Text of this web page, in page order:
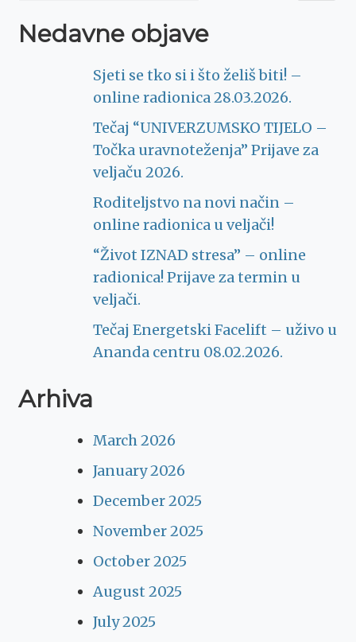
Nedavne objave
Sjeti se tko si i što želiš biti! –
online radionica 28.03.2026.
Tečaj “UNIVERZUMSKO TIJELO –
Točka uravnoteženja” Prijave za
veljaču 2026.
Roditeljstvo na novi način –
online radionica u veljači!
“Život IZNAD stresa” – online
radionica! Prijave za termin u
veljači.
Tečaj Energetski Facelift – uživo u
Ananda centru 08.02.2026.
Arhiva
March 2026
January 2026
December 2025
November 2025
October 2025
August 2025
July 2025